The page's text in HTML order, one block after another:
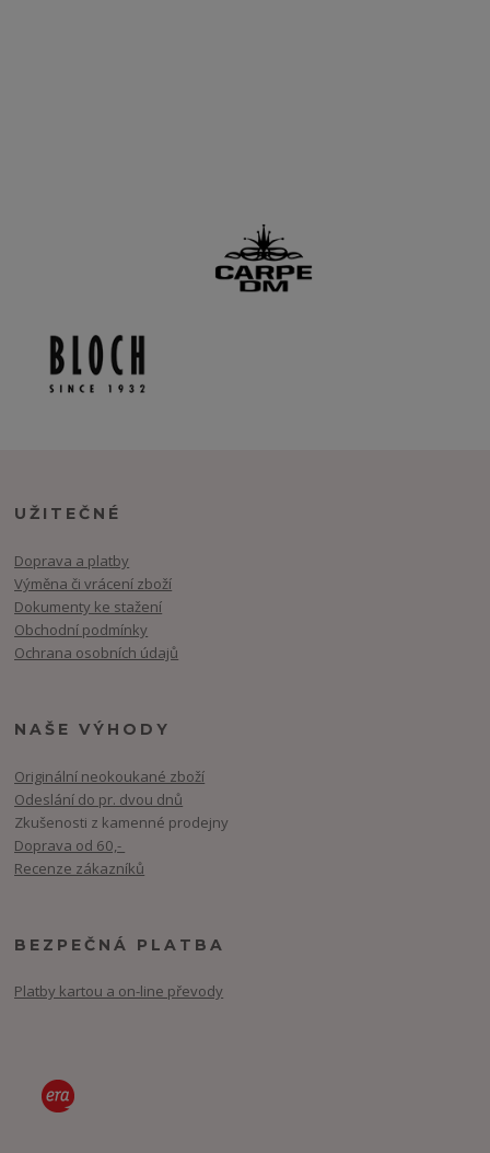
UŽITEČNÉ
Doprava a platby
Výměna či vrácení zboží
Dokumenty ke stažení
Obchodní podmínky
Ochrana osobních údajů
NAŠE VÝHODY
Originální neokoukané zboží
Odeslání do pr. dvou dnů
Zkušenosti z kamenné prodejny
Doprava od 60,-
Recenze zákazníků
BEZPEČNÁ PLATBA
Platby kartou a on-line převody